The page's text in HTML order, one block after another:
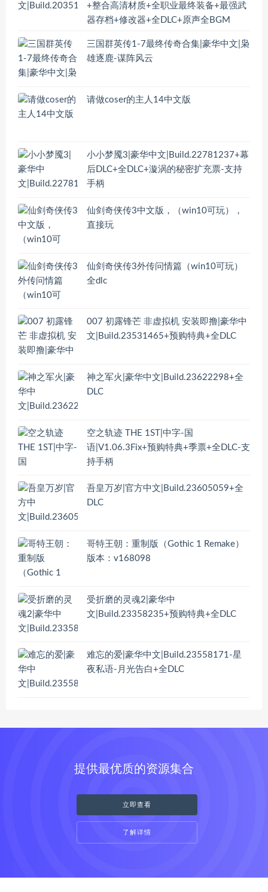
+整合高清材质+全职业最终装备+最强武
器存档+修改器+全DLC+原声全BGM
三国群英传1-7最终传奇合集|豪华中文|枭
雄逐鹿-谋阵风云
请做coser的主人14中文版
小小梦魇3|豪华中文|Build.22781237+幕
后DLC+全DLC+漩涡的秘密扩充票-支持
手柄
仙剑奇侠传3中文版，（win10可玩），
直接玩
仙剑奇侠传3外传问情篇（win10可玩）
全dlc
007 初露锋芒 非虚拟机 安装即撸|豪华中
文|Build.23531465+预购特典+全DLC
神之军火|豪华中文|Build.23622298+全
DLC
空之轨迹 THE 1ST|中字-国
语|V1.06.3Fix+预购特典+季票+全DLC-支
持手柄
吾皇万岁|官方中文|Build.23605059+全
DLC
哥特王朝：重制版（Gothic 1 Remake）
版本：v168098
受折磨的灵魂2|豪华中
文|Build.23358235+预购特典+全DLC
难忘的爱|豪华中文|Build.23558171-星
夜私语-月光告白+全DLC
提供最优质的资源集合
立即查看
了解详情